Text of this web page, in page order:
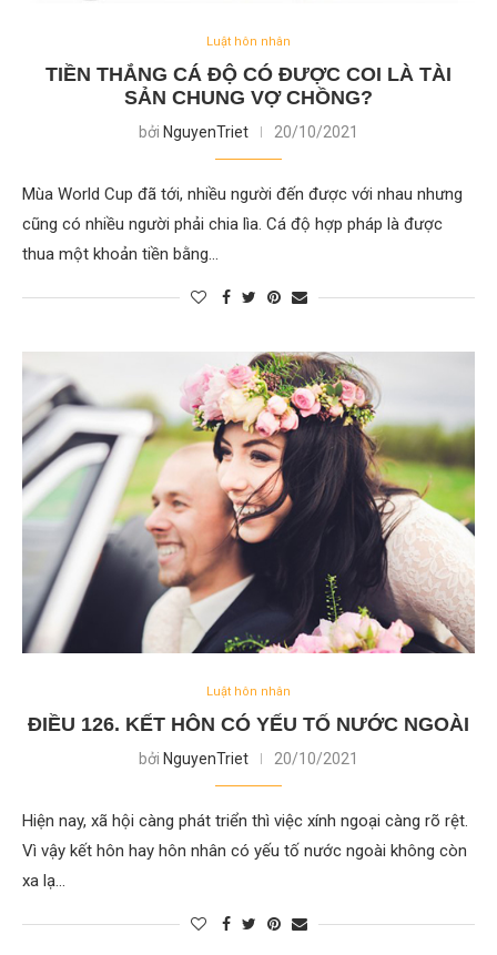
Luật hôn nhân
TIỀN THẮNG CÁ ĐỘ CÓ ĐƯỢC COI LÀ TÀI
SẢN CHUNG VỢ CHỒNG?
bởi NguyenTriet 20/10/2021
Mùa World Cup đã tới, nhiều người đến được với nhau nhưng
cũng có nhiều người phải chia lìa. Cá độ hợp pháp là được
thua một khoản tiền bằng…
Luật hôn nhân
ĐIỀU 126. KẾT HÔN CÓ YẾU TỐ NƯỚC NGOÀI
bởi NguyenTriet 20/10/2021
Hiện nay, xã hội càng phát triển thì việc xính ngoại càng rõ rệt.
Vì vậy kết hôn hay hôn nhân có yếu tố nước ngoài không còn
xa lạ…